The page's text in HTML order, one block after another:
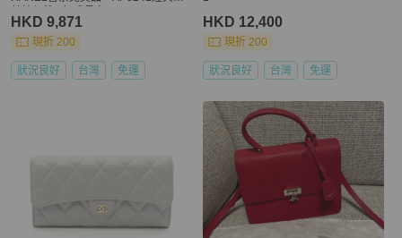
HKD 9,871
現折 200
狀況良好 台灣 免運
HKD 12,400
現折 200
狀況良好 台灣 免運